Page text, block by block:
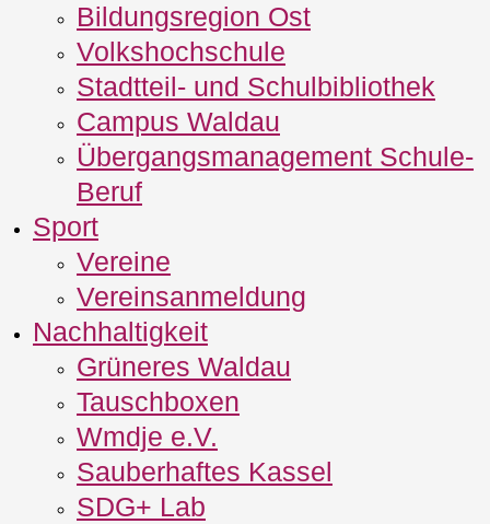
Bildungsregion Ost
Volkshochschule
Stadtteil- und Schulbibliothek
Campus Waldau
Übergangsmanagement Schule‐
Beruf
Sport
Vereine
Vereinsanmeldung
Nachhaltigkeit
Grüneres Waldau
Tauschboxen
Wmdje e.V.
Sauberhaftes Kassel
SDG+ Lab